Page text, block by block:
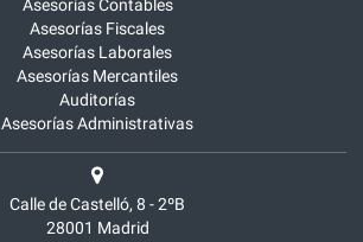
Asesorías Contables
Asesorías Fiscales
Asesorías Laborales
Asesorías Mercantiles
Auditorías
Asesorías Administrativas
Calle de Castelló, 8 - 2ºB
28001 Madrid